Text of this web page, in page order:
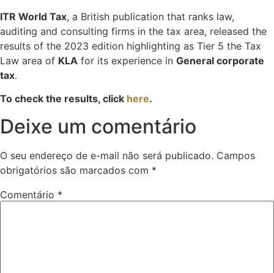
ITR World Tax, a British publication that ranks law,
auditing and consulting firms in the tax area, released the
results of the 2023 edition highlighting as Tier 5 the Tax
Law area of KLA for its experience in General corporate
tax.
To check the results, click here.
Deixe um comentário
O seu endereço de e-mail não será publicado. Campos
obrigatórios são marcados com *
Comentário *